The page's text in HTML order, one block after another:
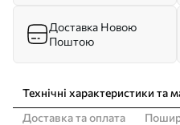
Доставка Новою
Поштою
Технічні характеристики та
Доставка та оплата